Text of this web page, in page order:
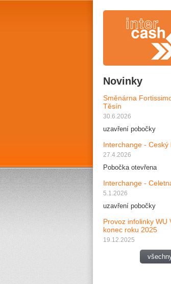
Novinky
Směnárna
Těsín
30.6.2026
uzavření pobočky
Interchange - Ceský
27.4.2026
Pobočka otevřena
Interchange -
5.1.2026
uzavření pobočky
Provoz infolinky WU
konec roku 2025
19.12.2025